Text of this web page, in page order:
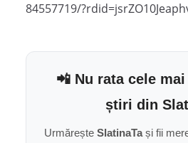
84557719/
📲 Nu rata cele
știri din
Urmărește SlatinaTași fii